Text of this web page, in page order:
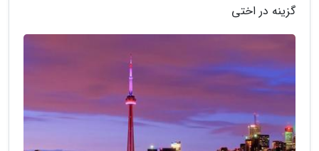
گزینه در اختی